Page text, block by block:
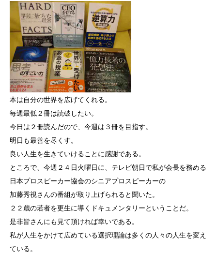
本は自分の世界を広げてくれる。
毎週最低２冊は読破したい。
今日は２冊読んだので、今週は３冊を目指す。
明日も最善を尽くす。
良い人生を生きていけることに感謝である。
ところで、今週２４日火曜日に、テレビ朝日で私が会長を務める
日本プロスピーカー協会のシニアプロスピーカーの
加藤秀視さんの番組が取り上げられると聞いた。
２２歳の若者を更生に導くドキュメンタリーということだ。
是非皆さんにも見て頂ければ幸いである。
私が人生をかけて広めている選択理論は多くの人々の人生を変え
ている。